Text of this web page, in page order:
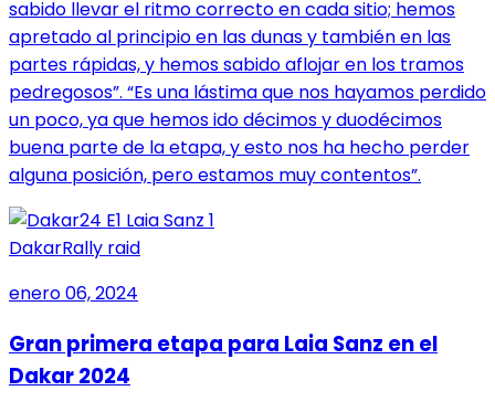
sabido llevar el ritmo correcto en cada sitio; hemos
apretado al principio en las dunas y también en las
partes rápidas, y hemos sabido aflojar en los tramos
pedregosos”. “Es una lástima que nos hayamos perdido
un poco, ya que hemos ido décimos y duodécimos
buena parte de la etapa, y esto nos ha hecho perder
alguna posición, pero estamos muy contentos”.
DakarRally raid
enero 06, 2024
Gran primera etapa para Laia Sanz en el
Dakar 2024